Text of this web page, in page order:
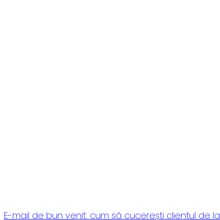
E-mail de bun venit: cum să cucerești clientul de la